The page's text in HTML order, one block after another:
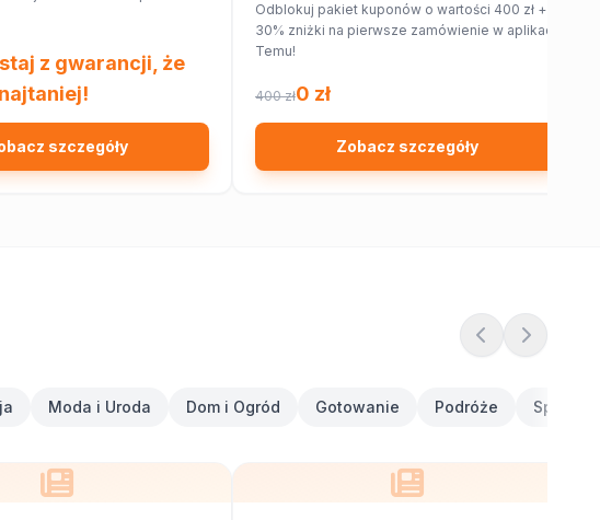
z gwarancji, że
szczegóły
Odblokuj pakiet kuponów o wartości 400 zł +
30% zniżki na pierwsze zamówienie w aplikacji
Temu!
400 zł0 zł
Zobacz szczegóły
Moda i Uroda Dom i Ogród Gotowanie Podróże Sport i